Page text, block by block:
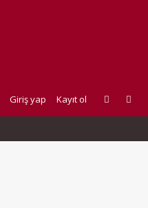
Giriş yap Kayıt ol